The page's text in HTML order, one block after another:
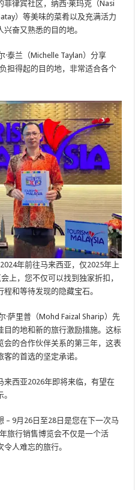
律宾社区，纳西·莱玛克（Nasi
）等美味的菜肴以及充满活力
奋又熟悉的目的地。
·泰兰（Michelle Taylan）分享
担得起的目的地，非常适合各个
年前往马来西亚，仅2025年上
上，您不仅可以找到独家折扣，
和等待发现的隐藏宝石。
·萨里普（Mohd Faizal Sharip）先
目的地和新的旅行激励措施。这标
会的合作伙伴关系的第三年，这表
的首选的坚定承诺。
来西亚2026年即将来临，有望在
– 9月26日至28日是您在下一次马
旅行销售博览会不仅是一个活
人难忘的旅行。